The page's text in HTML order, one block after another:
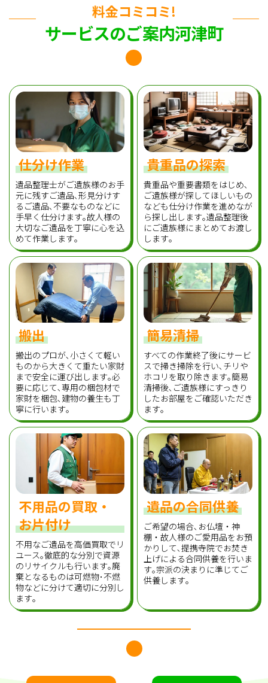
料金コミコミ!
サービスのご案内河津町
仕分け作業
遺品整理士がご遺族様のお手
元に残すご遺品､形見分けす
るご遺品､不要なものなどに
手早く仕分けます｡故人様の
大切なご遺品を丁寧に心を込
めて作業します｡
貴重品の探索
貴重品や重要書類をはじめ､
ご遺族様が探してほしいもの
なども仕分け作業を進めなが
ら探し出します｡遺品整理後
にご遺族様にまとめてお渡し
します｡
搬出
搬出のプロが､小さくて軽い
ものから大きくて重たい家財
まで安全に運び出します｡必
要に応じて､専用の梱包材で
家財を梱包､建物の養生も丁
寧に行います｡
簡易清掃
すべての作業終了後にサービ
スで掃き掃除を行い､チリや
ホコリを取り除きます｡簡易
清掃後､ご遺族様にすっきり
したお部屋をご確認いただき
ます｡
不用品の買取・
お片付け
不用なご遺品を高価買取でリ
ユース｡徹底的な分別で資源
のリサイクルも行います｡廃
棄となるものは可燃物･不燃
物などに分けて適切に分別し
ます｡
遺品の合同供養
ご希望の場合､お仏壇・神
棚・故人様のご愛用品をお預
かりして､提携寺院でお焚き
上げによる合同供養を行いま
す｡宗派の決まりに準じてご
供養します｡